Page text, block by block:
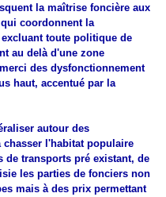
la maîtrise foncière aux
coordonnent la
toute politique de
au delà d'une zone
des dysfonctionnement
haut, accentué par la
autour des
l'habitat populaire
de transports pré existant, de
les parties de fonciers non
mais à des prix permettant